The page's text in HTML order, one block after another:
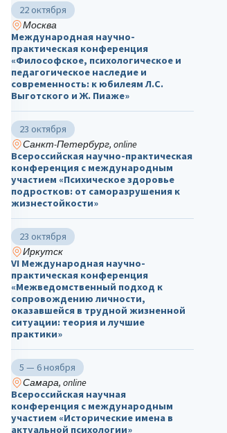
22 октября
Москва
Международная научно-
практическая конференция
«Философское, психологическое и
педагогическое наследие и
современность: к юбилеям Л.С.
Выготского и Ж. Пиаже»
23 октября
Санкт-Петербург, online
Всероссийская научно-практическая
конференция с международным
участием «Психическое здоровье
подростков: от саморазрушения к
жизнестойкости»
23 октября
Иркутск
VI Международная научно-
практическая конференция
«Межведомственный подход к
сопровождению личности,
оказавшейся в трудной жизненной
ситуации: теория и лучшие
практики»
5 — 6 ноября
Самара, online
Всероссийская научная
конференция с международным
участием «Исторические имена в
актуальной психологии»